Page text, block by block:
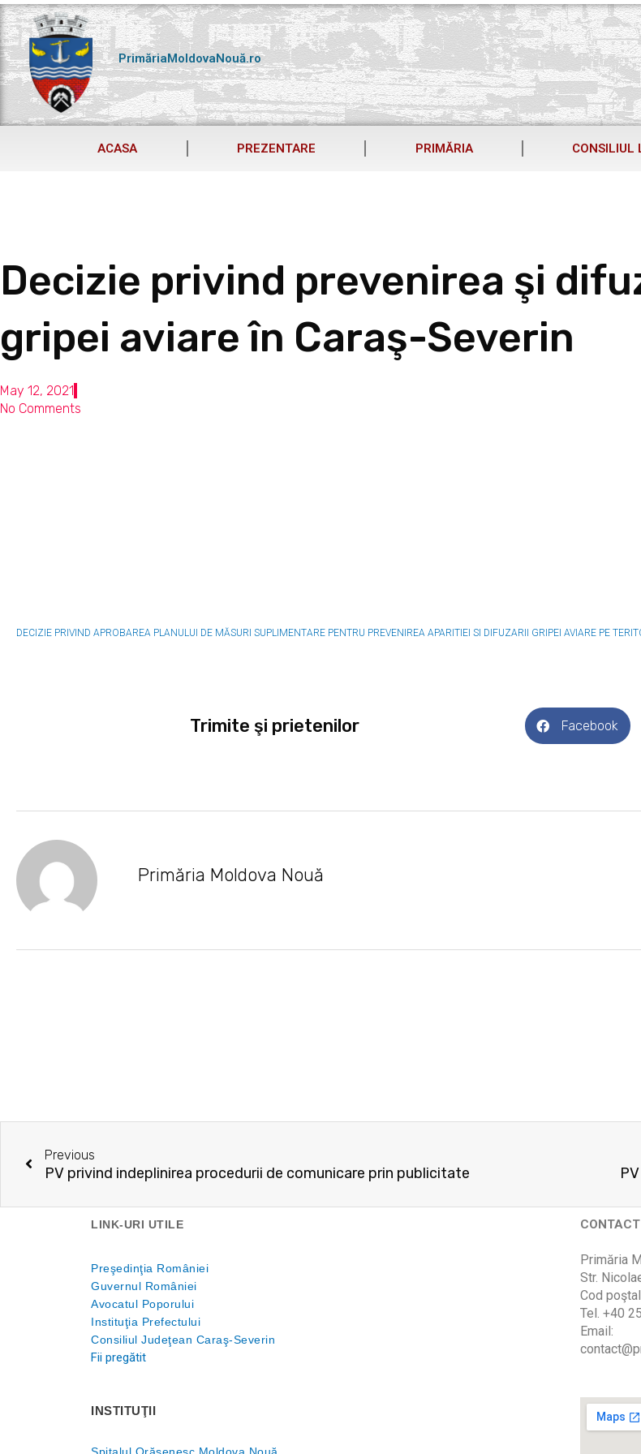
Skip
to
content
PrimăriaMoldovaNouă.ro
ACASA PREZENTARE PRIMĂRIA CONSILIUL
Decizie privind prevenirea şi
gripei aviare în Caraş-Severin
May 12, 2021
No Comments
DECIZIE PRIVIND APROBAREA PLANULUI DE MĂSURI SUPLIMENTARE PENTRU PREVENIREA APARITIEI SI DIFUZARII GRIPEI AVIARE PE
Trimite şi prietenilor Facebook
Primăria Moldova Nouă
Previous
PV privind indeplinirea procedurii de comunicare prin publicitate
LINK-URI UTILE
Preşedinţia României
Guvernul României
Avocatul Poporului
Instituţia Prefectului
Consiliul Judeţean Caraş-Severin
Fii pregătit
INSTITUŢII
CONTACT
Primăria
Str.
Cod
Tel. +40
Email: